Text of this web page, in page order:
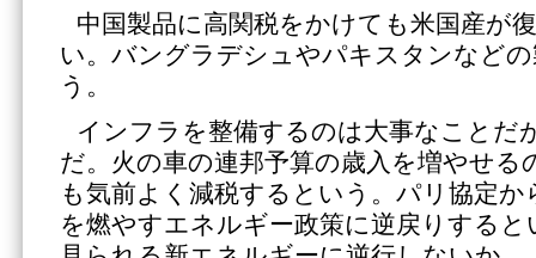
中国製品に高関税をかけても米国産が
い。バングラデシュやパキスタンなど
う。
インフラを整備するのは大事なことだ
だ。火の車の連邦予算の歳入を増やせる
も気前よく減税するという。パリ協定か
を燃やすエネルギー政策に逆戻りすると